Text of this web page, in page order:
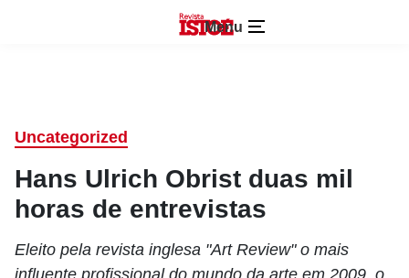
Menu
Uncategorized
Hans Ulrich Obrist duas mil
horas de entrevistas
Eleito pela revista inglesa "Art Review" o mais
influente profissional do mundo da arte em 2009, o